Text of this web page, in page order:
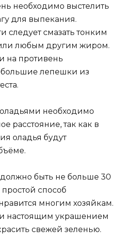
необходимо выстелить
для выпекания.
следует смазать тонким
любым другим жиром.
на противень
лепешки из
необходимо
расстояние, так как в
оладья будут
быть не больше 30
способ
многим хозяйкам.
настоящим украшением
свежей зеленью.